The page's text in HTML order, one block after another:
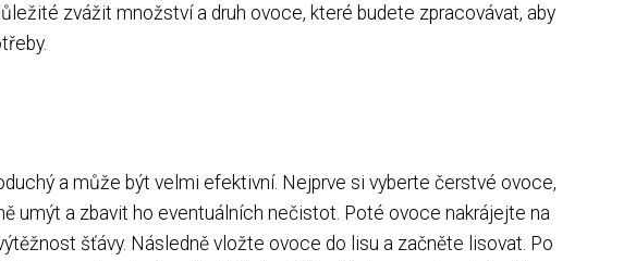
zvážit množství a druh ovoce, které budete zpracovávat, aby
a může být velmi efektivní. Nejprve si vyberte čerstvé ovoce,
umýt a zbavit ho eventuálních nečistot. Poté ovoce nakrájejte na
šťávy. Následně vložte ovoce do lisu a začněte lisovat. Po